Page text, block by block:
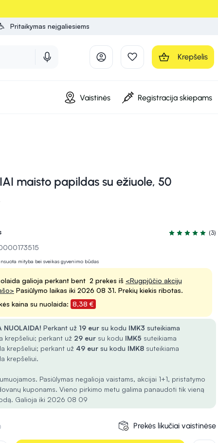
Pritaikymas neįgaliesiems
Krepšelis
Vaistinės Registracija skiepams
maisto papildas su ežiuole, 50
Įvertinimas
(3)
mityba bei sveikas gyvenimo būdas
galioja perkant bent 2 prekes iš <Rugpjūčio akcijų
Pasiūlymo laikas iki 2026 08 31. Prekių kiekis ribotas.
kaina su nuolaida: 8,38 €
NUOLAIDA! Perkant už 19 eur su kodu IMK3 suteikiama
krepšeliui; perkant už 29 eur su kodu IMK5 suteikiama
krepšeliui; perkant už 49 eur su kodu IMK8 suteikiama
krepšeliui.
Pasiūlymas negalioja vaistams, akcijai 1+1, pristatymo
kuponams. Vieno pirkimo metu galima panaudoti tik vieną
Galioja iki 2026 08 09
Prekės likučiai vaistinėse